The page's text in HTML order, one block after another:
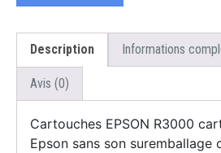
Description Informations
Avis (0)
Cartouches EPSON R3000
Epson sans son suremballage